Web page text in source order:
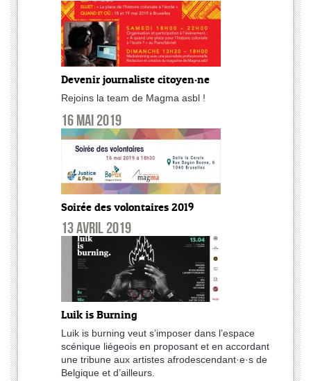
Devenir journaliste citoyen·ne
Rejoins la team de Magma asbl !
16 mai 2019
Soirée des volontaires 2019
13 avril 2019
Luik is Burning
Luik is burning veut s’imposer dans l’espace
scénique liégeois en proposant et en accordant
une tribune aux artistes afrodescendant·e·s de
Belgique et d’ailleurs.